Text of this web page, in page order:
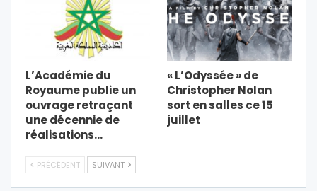
L’Académie du
Royaume publie un
ouvrage retraçant
une décennie de
réalisations…
« L’Odyssée » de
Christopher Nolan
sort en salles ce 15
juillet
PRÉCÉDENT SUIVANT